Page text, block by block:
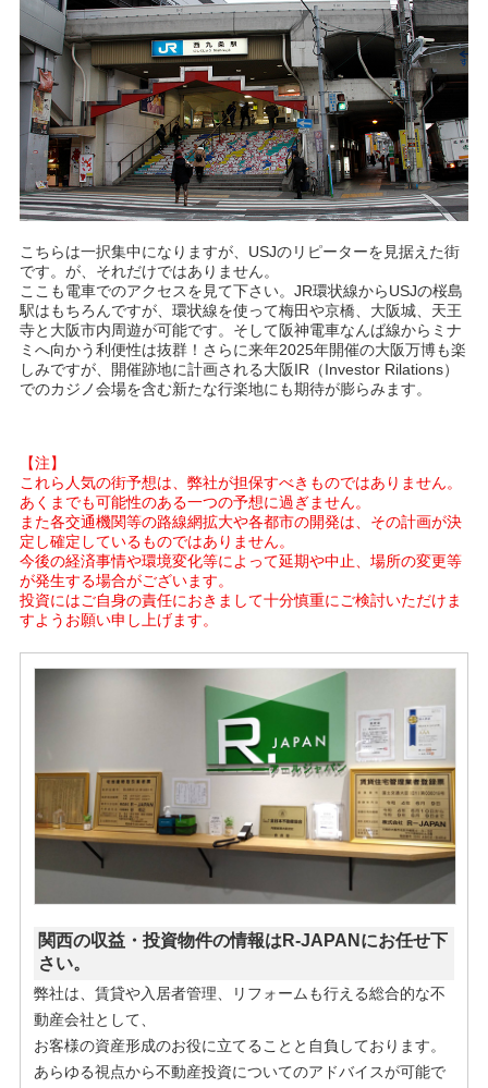
こちらは一択集中になりますが、USJのリピーターを見据えた街
です。が、それだけではありません。
ここも電車でのアクセスを見て下さい。JR環状線からUSJの桜島
駅はもちろんですが、環状線を使って梅田や京橋、大阪城、天王
寺と大阪市内周遊が可能です。そして阪神電車なんば線からミナ
ミへ向かう利便性は抜群！さらに来年2025年開催の大阪万博も楽
しみですが、開催跡地に計画される大阪IR（Investor Rilations）
でのカジノ会場を含む新たな行楽地にも期待が膨らみます。
【注】
これら人気の街予想は、弊社が担保すべきものではありません。
あくまでも可能性のある一つの予想に過ぎません。
また各交通機関等の路線網拡大や各都市の開発は、その計画が決
定し確定しているものではありません。
今後の経済事情や環境変化等によって延期や中止、場所の変更等
が発生する場合がございます。
投資にはご自身の責任におきまして十分慎重にご検討いただけま
すようお願い申し上げます。
関西の収益・投資物件の情報はR-JAPANにお任せ下
さい。
弊社は、賃貸や入居者管理、リフォームも行える総合的な不
動産会社として、
お客様の資産形成のお役に立てることと自負しております。
あらゆる視点から不動産投資についてのアドバイスが可能で